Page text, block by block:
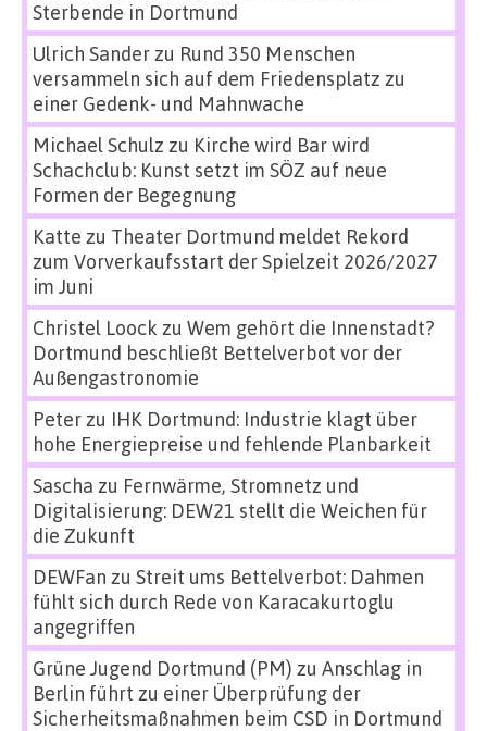
Sterbende in Dortmund
Ulrich Sanderzu Rund 350 Menschen
versammeln sich auf dem Friedensplatz zu
einer Gedenk- und Mahnwache
Michael Schulz zu Kirche wird Bar wird
Schachclub: Kunst setzt im SÖZ auf neue
Formen der Begegnung
Katte zu Theater Dortmund meldet Rekord
zum Vorverkaufsstart der Spielzeit 2026/2027
im Juni
Christel Loock zu Wem gehört die Innenstadt?
Dortmund beschließt Bettelverbot vor der
Außengastronomie
Peterzu IHK Dortmund: Industrie klagt über
hohe Energiepreise und fehlende Planbarkeit
Sascha zu Fernwärme, Stromnetz und
Digitalisierung: DEW21 stellt die Weichen für
die Zukunft
DEWFan zu Streit ums Bettelverbot: Dahmen
fühlt sich durch Rede von Karacakurtoglu
angegriffen
Grüne Jugend Dortmund (PM) zu Anschlag in
Berlin führt zu einer Überprüfung der
Sicherheitsmaßnahmen beim CSD in Dortmund